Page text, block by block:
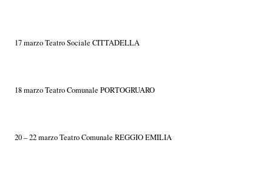
17 marzo Teatro Sociale CITTADELLA
18 marzo Teatro Comunale PORTOGRUARO
20 – 22 marzo Teatro Comunale REGGIO EMILIA